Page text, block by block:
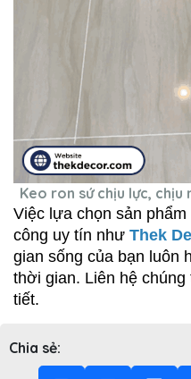
Keo ron sứ chịu lực,
Việc lựa chọn sản
công uy tín như Thek
gian sống của bạn luôn
thời gian. Liên hệ
tiết.
Chia sẻ: